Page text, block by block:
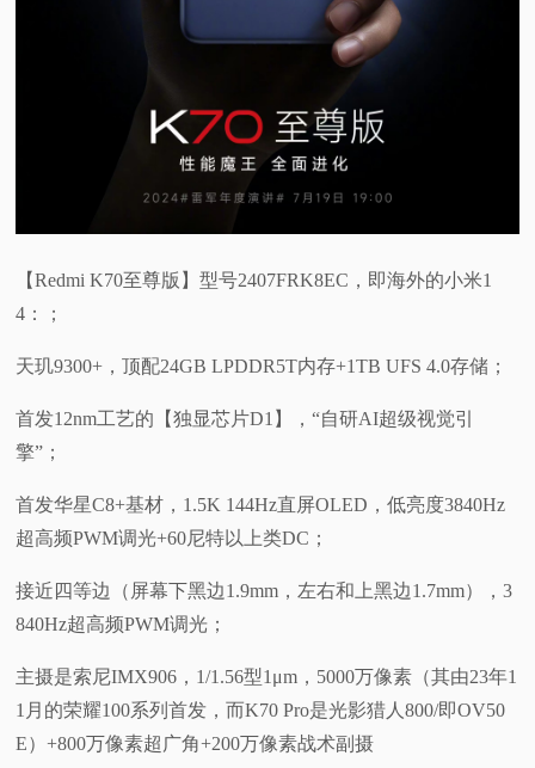
【Redmi K70至尊版】型号2407FRK8EC，即海外的小米1
4：；
天玑9300+，顶配24GB LPDDR5T内存+1TB UFS 4.0存储；
首发12nm工艺的【独显芯片D1】，“自研AI超级视觉引
擎”；
首发华星C8+基材，1.5K 144Hz直屏OLED，低亮度3840Hz
超高频PWM调光+60尼特以上类DC；
接近四等边（屏幕下黑边1.9mm，左右和上黑边1.7mm），3
840Hz超高频PWM调光；
主摄是索尼IMX906，1/1.56型1μm，5000万像素（其由23年1
1月的荣耀100系列首发，而K70 Pro是光影猎人800/即OV50
E）+800万像素超广角+200万像素战术副摄